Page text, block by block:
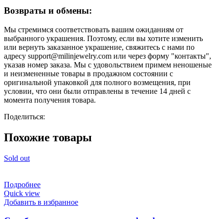
Возвраты и обмены:
Мы стремимся соответствовать вашим ожиданиям от
выбранного украшения. Поэтому, если вы хотите изменить
или вернуть заказанное украшение, свяжитесь с нами по
адресу support@milinjewelry.com или через форму "контакты",
указав номер заказа. Мы с удовольствием примем неношеные
и неизмененные товары в продажном состоянии с
оригинальной упаковкой для полного возмещения, при
условии, что они были отправлены в течение 14 дней с
момента получения товара.
Поделиться:
Похожие товары
Sold out
Подробнее
Quick view
Добавить в избранное